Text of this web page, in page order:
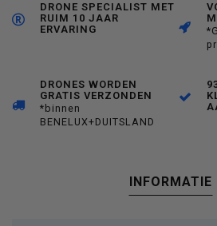
DRONE SPECIALIST MET
RUIM 10 JAAR
ERVARING
DRONES WORDEN
GRATIS VERZONDEN
*binnen
BENELUX+DUITSLAND
INFORMATIE